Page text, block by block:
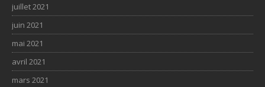
juillet 2021
juin 2021
mai 2021
avril 2021
mars 2021